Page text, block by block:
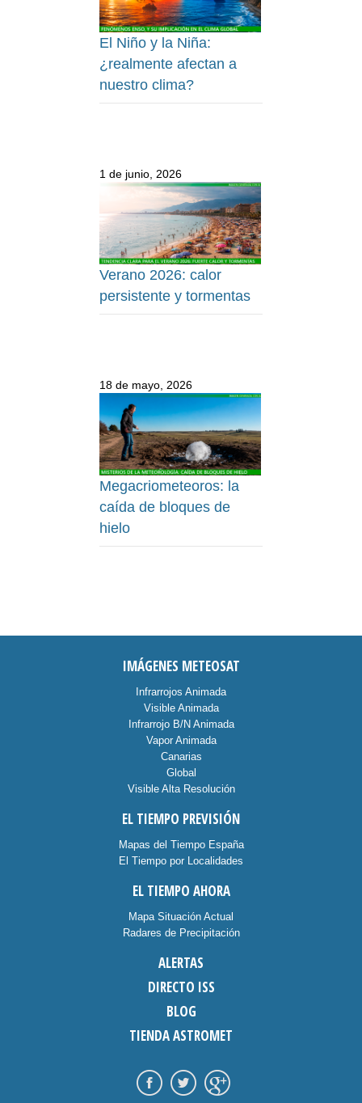
El Niño y la Niña:
¿realmente afectan a
nuestro clima?
1 de junio, 2026
Verano 2026: calor
persistente y tormentas
18 de mayo, 2026
Megacriometeoros: la
caída de bloques de
hielo
IMÁGENES METEOSAT
Infrarrojos Animada
Visible Animada
Infrarrojo B/N Animada
Vapor Animada
Canarias
Global
Visible Alta Resolución
EL TIEMPO PREVISIÓN
Mapas del Tiempo España
El Tiempo por Localidades
EL TIEMPO AHORA
Mapa Situación Actual
Radares de Precipitación
ALERTAS
DIRECTO ISS
BLOG
TIENDA ASTROMET